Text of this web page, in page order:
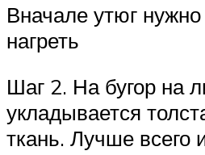
Вначале утюг
нагреть
Шаг 2. На бугор на
укладывается
ткань. Лучше всего